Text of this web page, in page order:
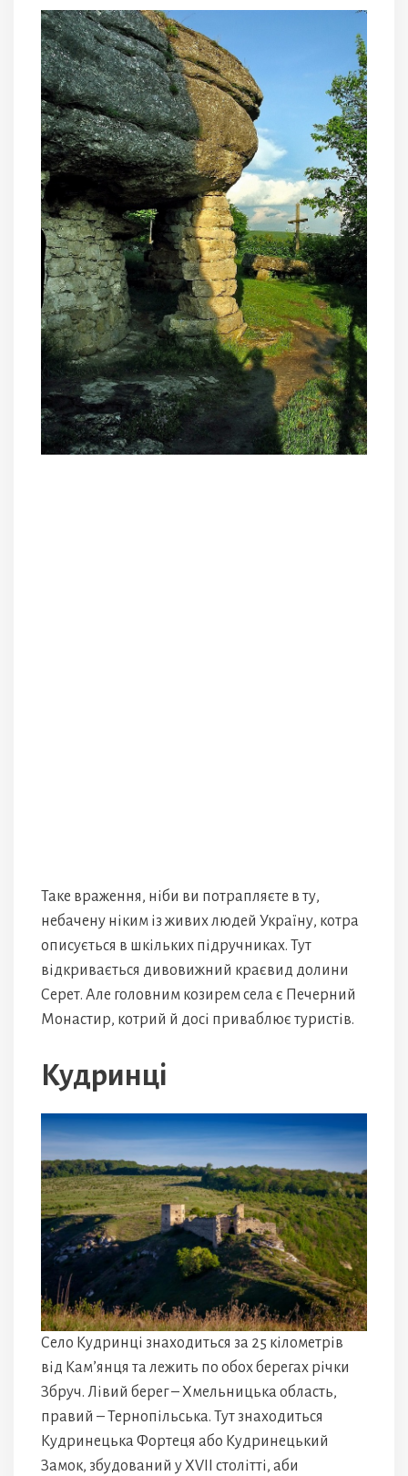
Таке враження, ніби ви потрапляєте в ту,
небачену ніким із живих людей Україну, котра
описується в шкільких підручниках. Тут
відкривається дивовижний краєвид долини
Серет. Але головним козирем села є Печерний
Монастир, котрий й досі приваблює туристів.
Кудринці
Село Кудринці знаходиться за 25 кілометрів
від Кам’янця та лежить по обох берегах річки
Збруч. Лівий берег – Хмельницька область,
правий – Тернопільська. Тут знаходиться
Кудринецька Фортеця або Кудринецький
Замок, збудований у XVII столітті, аби